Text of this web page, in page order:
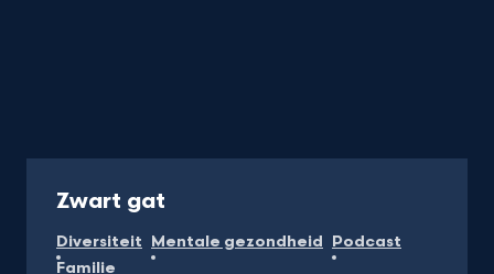
Zwart gat
Diversiteit Mentale gezondheid Podcast
Familie